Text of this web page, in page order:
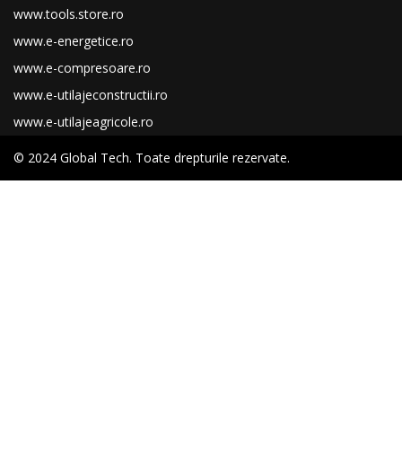
www.tools.store.ro
www.e-energetice.ro
www.e-compresoare.ro
www.e-utilajeconstructii.ro
www.e-utilajeagricole.ro
© 2024 Global Tech. Toate drepturile rezervate.